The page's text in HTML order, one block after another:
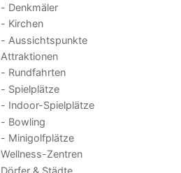
- Denkmäler
- Kirchen
- Aussichtspunkte
Attraktionen
- Rundfahrten
- Spielplätze
- Indoor-Spielplätze
- Bowling
- Minigolfplätze
Wellness-Zentren
Dörfer & Städte